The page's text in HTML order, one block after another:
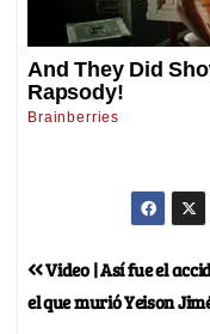
Video | Así fue el
el que murió Yeison